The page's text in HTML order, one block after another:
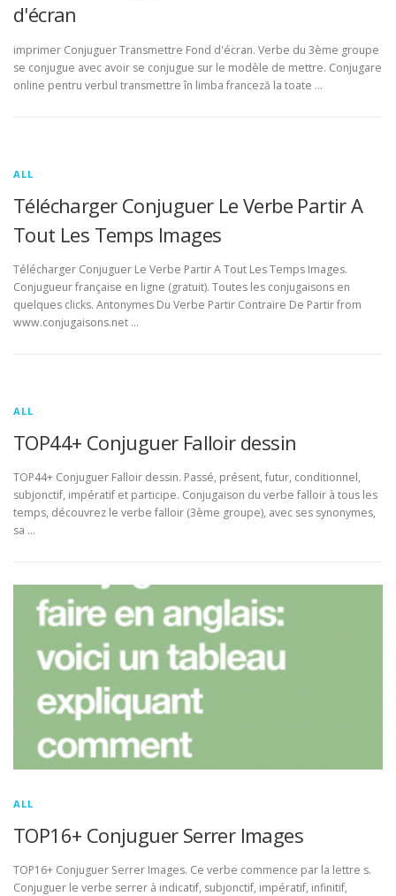
d'écran
imprimer Conjuguer Transmettre Fond d'écran. Verbe du 3ème groupe
se conjugue avec avoir se conjugue sur le modèle de mettre. Conjugare
online pentru verbul transmettre în limba franceză la toate …
ALL
Télécharger Conjuguer Le Verbe Partir A
Tout Les Temps Images
Télécharger Conjuguer Le Verbe Partir A Tout Les Temps Images.
Conjugueur française en ligne (gratuit). Toutes les conjugaisons en
quelques clicks. Antonymes Du Verbe Partir Contraire De Partir from
www.conjugaisons.net …
ALL
TOP44+ Conjuguer Falloir dessin
TOP44+ Conjuguer Falloir dessin. Passé, présent, futur, conditionnel,
subjonctif, impératif et participe. Conjugaison du verbe falloir à tous les
temps, découvrez le verbe falloir (3ème groupe), avec ses synonymes,
sa …
ALL
TOP16+ Conjuguer Serrer Images
TOP16+ Conjuguer Serrer Images. Ce verbe commence par la lettre s.
Conjuguer le verbe serrer à indicatif, subjonctif, impératif, infinitif,